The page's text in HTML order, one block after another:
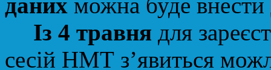
Із 4 травня для
сесій НМТ з’явиться